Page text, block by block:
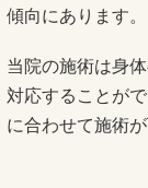
傾向にあります。
当院の施術は身
対応することが
に合わせて施術が